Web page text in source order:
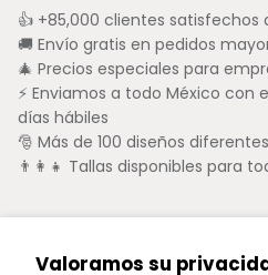
Valoramos su
👍 +85,000 clientes satisfechos
🚚 Envío gratis en pedidos
🎄 Precios especiales para
⚡ Enviamos a todo México con
días hábiles
🎅 Más de 100 diseños
👨‍👩‍👧 Tallas disponibles para